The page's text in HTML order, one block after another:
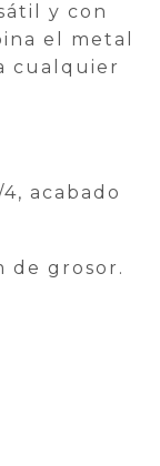
y con
el metal
cualquier
acabado
de grosor.